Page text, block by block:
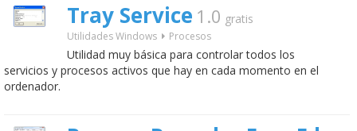
Tray Service 1.0 gratis
Utilidades Windows Procesos
Utilidad muy básica para controlar todos los
servicios y procesos activos que hay en cada momento en el
ordenador.